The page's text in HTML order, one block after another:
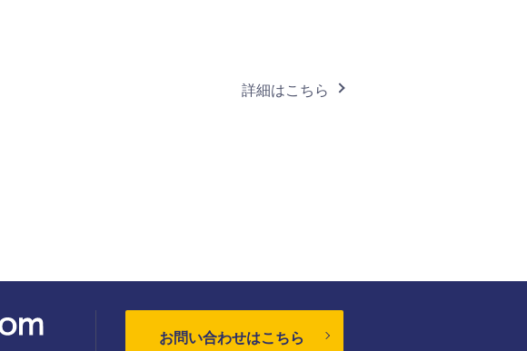
詳細はこちら
お問い合わせはこちら